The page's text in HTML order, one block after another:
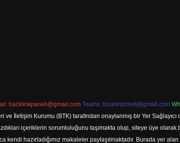
backlinkpaneli@gmail.com Teams: forumhizmeti@gmail.com
ve İletişim Kurumu (BTK) tarafından onaylanmış bir Yer
içeriklerin sorumluluğunu taşımakta olup, siteye üye
kendi hazırladığımız makaleler paylaşılmaktadır. Burada yer